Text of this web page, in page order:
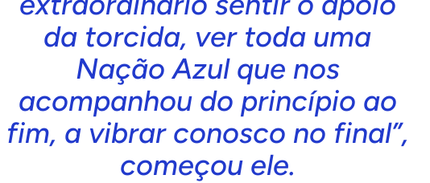
da torcida, ver toda uma
Nação Azul que nos
acompanhou do princípio ao
fim, a vibrar conosco no final”,
começou ele.